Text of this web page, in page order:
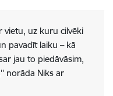
vietu, uz kuru cilvēki
pavadīt laiku – kā
jau to piedāvāsim,
norāda Niks ar